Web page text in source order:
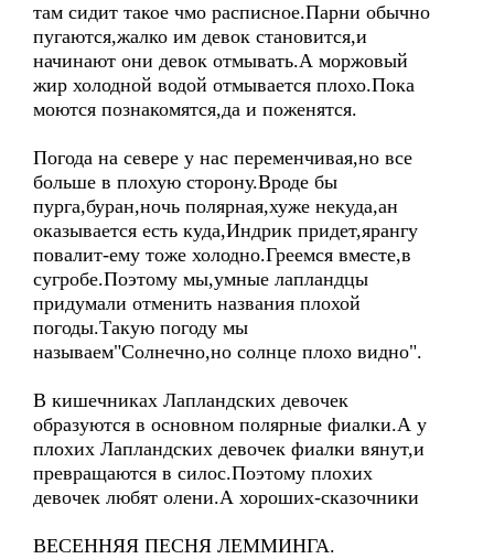
там сидит такое чмо расписное.Парни обычно
пугаются,жалко им девок становится,и
начинают они девок отмывать.А моржовый
жир холодной водой отмывается плохо.Пока
моются познакомятся,да и поженятся.
Погода на севере у нас переменчивая,но все
больше в плохую сторону.Вроде бы
пурга,буран,ночь полярная,хуже некуда,ан
оказывается есть куда,Индрик придет,ярангу
повалит-ему тоже холодно.Греемся вместе,в
сугробе.Поэтому мы,умные лапландцы
придумали отменить названия плохой
погоды.Такую погоду мы
называем"Солнечно,но солнце плохо видно".
В кишечниках Лапландских девочек
образуются в основном полярные фиалки.А у
плохих Лапландских девочек фиалки вянут,и
превращаются в силос.Поэтому плохих
девочек любят олени.А хороших-сказочники
ВЕСЕННЯЯ ПЕСНЯ ЛЕММИНГА.